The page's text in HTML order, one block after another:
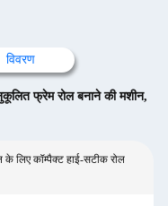
विवरण
फ्रेम रोल बनाने की मशीन,
के लिए कॉम्पैक्ट हाई-सटीक रोल